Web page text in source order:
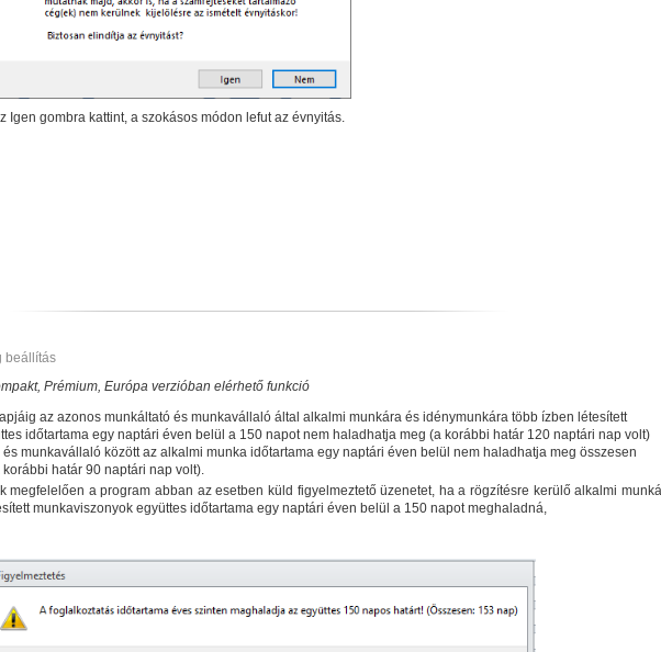
Igen gombra kattint, a szokásos módon lefut az évnyitás.
beállítás
Prémium, Európa verzióban elérhető funkció
az azonos munkáltató és munkavállaló által alkalmi munkára és idénymunkára több ízben létesített
időtartama egy naptári éven belül a 150 napot nem haladhatja meg (a korábbi határ 120 naptári nap volt)
munkavállaló között az alkalmi munka időtartama egy naptári éven belül nem haladhatja meg összesen
határ 90 naptári nap volt).
megfelelően a program abban az esetben küld figyelmeztető üzenetet, ha a rögzítésre kerülő alkalmi
munkaviszonyok együttes időtartama egy naptári éven belül a 150 napot meghaladná,